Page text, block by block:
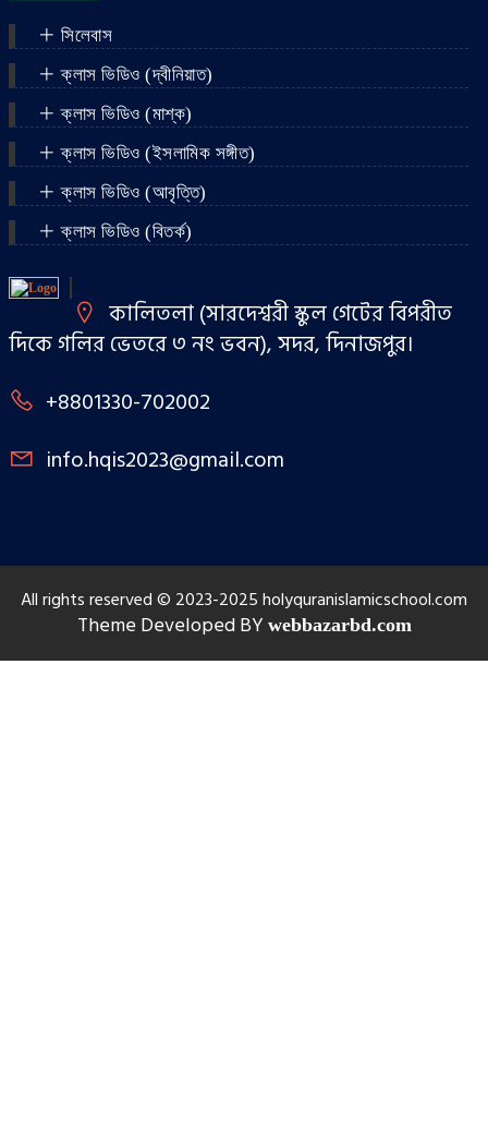
সিলেবাস
ক্লাস ভিডিও (দ্বীনিয়াত)
ক্লাস ভিডিও (মাশ্‌ক)
ক্লাস ভিডিও (ইসলামিক সঙ্গীত)
ক্লাস ভিডিও (আবৃত্তি)
ক্লাস ভিডিও (বিতর্ক)
কালিতলা (সারদেশ্বরী স্কুল গেটের বিপরীত
দিকে গলির ভেতরে ৩ নং ভবন), সদর, দিনাজপুর।
+8801330-702002
info.hqis2023@gmail.com
All rights reserved © 2023-2025 holyquranislamicschool.com
Theme Developed BY webbazarbd.com